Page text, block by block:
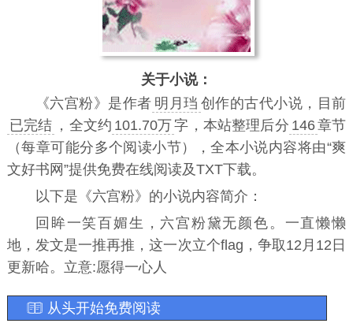
关于小说：
《六宫粉 》是作者 明月珰 创作的古代小说，目前
已完结 ，全文约 101.70万字，本站整理后分 146章节
（每章可能分多个阅读小节），全本小说内容将由“爽
文好书网”提供免费在线阅读及TXT下载。
以下是《六宫粉》的小说内容简介：
回眸一笑百媚生，六宫粉黛无颜色。一直懒懒
地，发文是一推再推，这一次立个flag，争取12月12日
更新哈。立意:愿得一心人
从头开始免费阅读